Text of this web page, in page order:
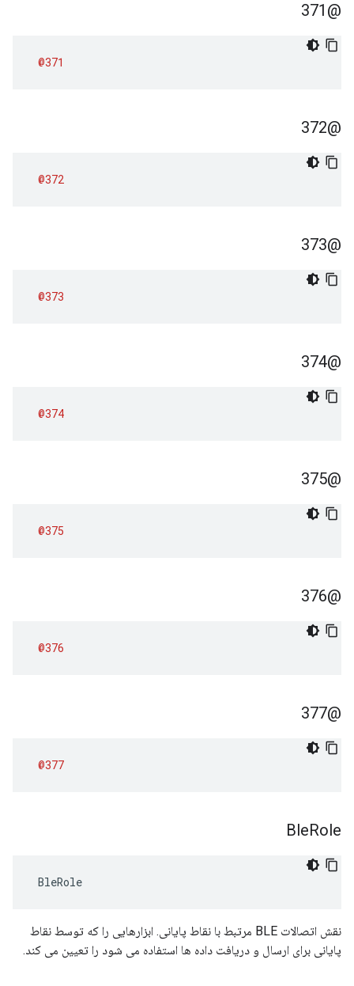
@371
@371
@372
@372
@373
@373
@374
@374
@375
@375
@376
@376
@377
@377
BleRole
BleRole
نقش اتصالات BLE مرتبط با نقاط پایانی. ابزارهایی را که توسط نقاط
پایانی برای ارسال و دریافت داده ها استفاده می شود را تعیین می کند.